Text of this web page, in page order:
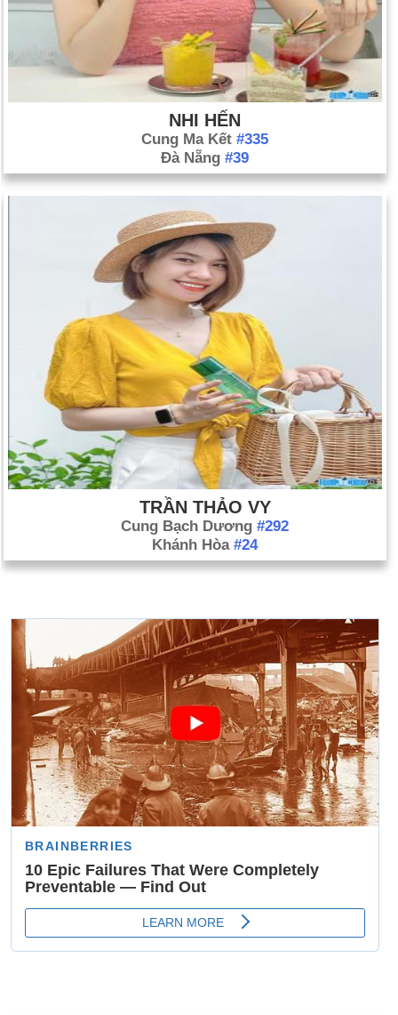
NHI HẾN
Cung Ma Kết #335
Đà Nẵng #39
TRẦN THẢO VY
Cung Bạch Dương #292
Khánh Hòa #24